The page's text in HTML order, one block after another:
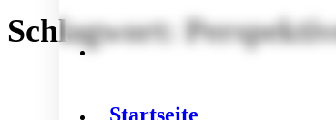
Startseite
Schlagwort: